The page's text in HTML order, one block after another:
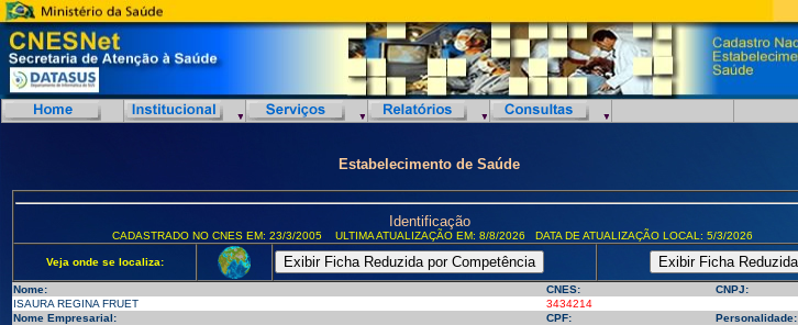
Estabelecimento de Saúde
Identificação
CADASTRADO NO CNES EM: 23/3/2005 ULTIMA ATUALIZAÇÃO EM: 8/8/2026 DATA DE ATUALIZAÇÃO LOCAL: 5/3/2026
Veja onde se localiza:
Nome: CNES:
CNPJ:
ISAURA REGINA FRUET
3434214
Nome Empresarial:
CPF:
Personalidade: